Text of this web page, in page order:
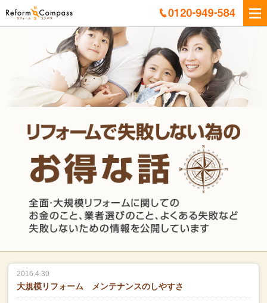
2016.4.30
大規模リフォーム メンテナンスのしやすさ